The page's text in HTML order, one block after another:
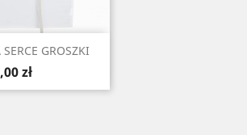
GROSZKI
zł